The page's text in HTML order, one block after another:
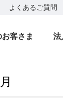
よくあるご質問
客さま 法